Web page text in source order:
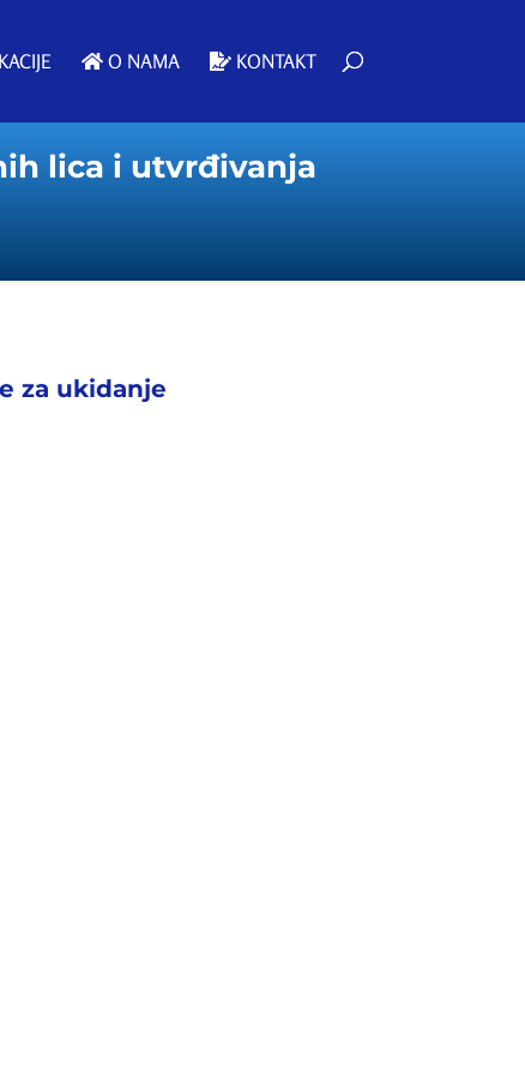
O NAMA KONTAKT
lica i utvrđivanja
za ukidanje